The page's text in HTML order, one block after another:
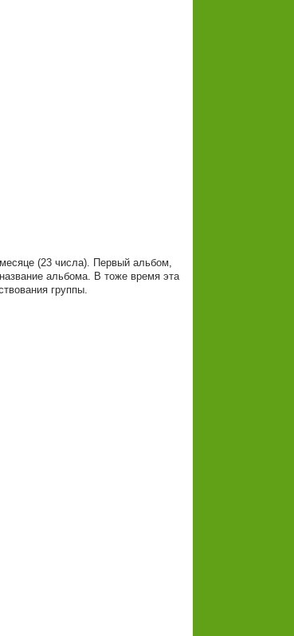
(23 числа). Первый альбом,
альбома. В тоже время эта
группы.